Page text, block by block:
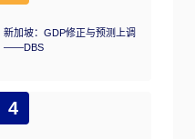
新加坡：GDP修正与预测上调
——DBS
4